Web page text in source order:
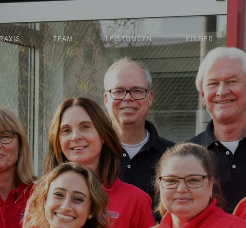
TEAM LEISTUNGEN KINDER